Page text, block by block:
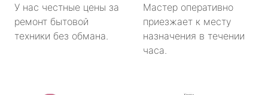
У нас честные цены за
ремонт бытовой
техники без обмана.
Мастер оперативно
приезжает к месту
назначения в течении
часа.